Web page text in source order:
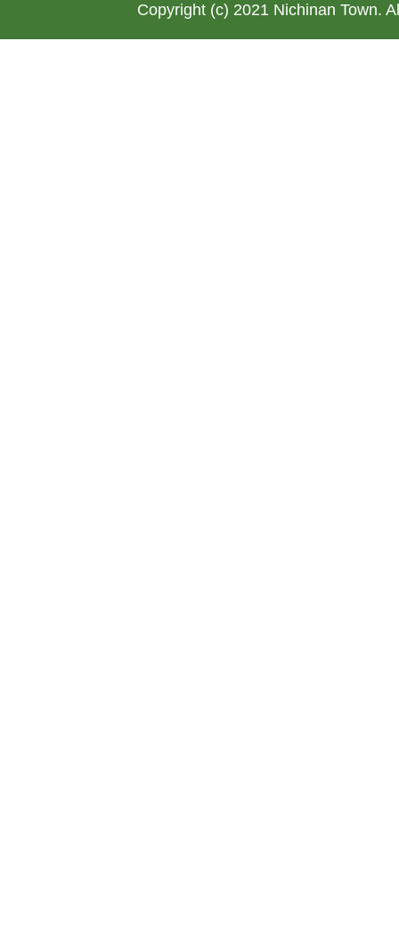
Copyright (c) 2021 Nichinan Town.